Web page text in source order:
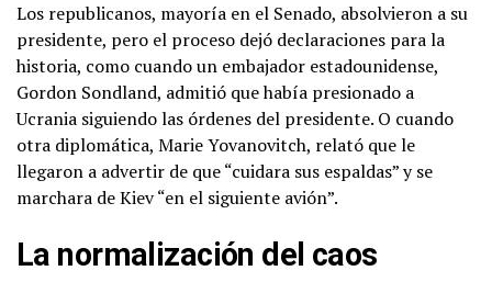
Los republicanos, mayoría en el Senado, absolvieron a su
presidente, pero el proceso dejó declaraciones para la
historia, como cuando un embajador estadounidense,
Gordon Sondland, admitió que había presionado a
Ucrania siguiendo las órdenes del presidente. O cuando
otra diplomática, Marie Yovanovitch, relató que le
llegaron a advertir de que “cuidara sus espaldas” y se
marchara de Kiev “en el siguiente avión”.
La normalización del caos